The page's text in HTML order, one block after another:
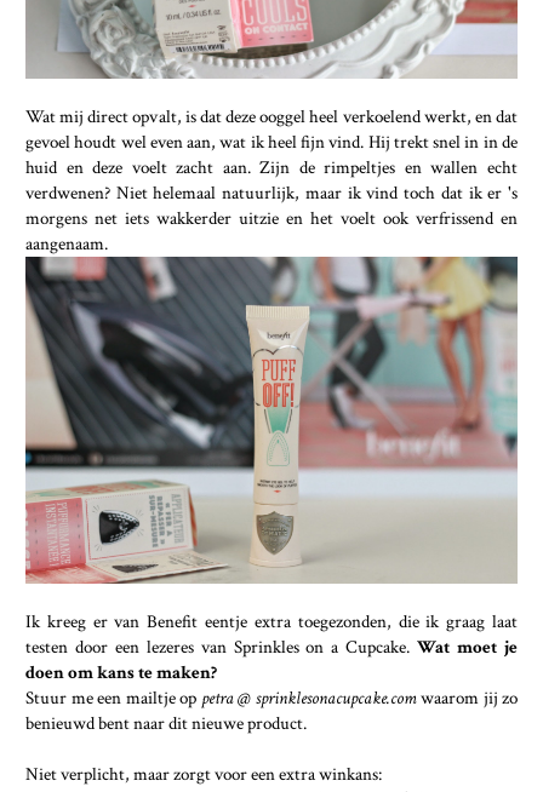
Wat mij direct opvalt, is dat deze ooggel heel verkoelend werkt, en dat
gevoel houdt wel even aan, wat ik heel fijn vind. Hij trekt snel in in de
huid en deze voelt zacht aan. Zijn de rimpeltjes en wallen echt
verdwenen? Niet helemaal natuurlijk, maar ik vind toch dat ik er 's
morgens net iets wakkerder uitzie en het voelt ook verfrissend en
aangenaam.
Ik kreeg er van Benefit eentje extra toegezonden, die ik graag laat
testen door een lezeres van Sprinkles on a Cupcake. Wat moet je
doen om kans te maken?
Stuur me een mailtje op petra @ sprinklesonacupcake.comwaarom jij zo
benieuwd bent naar dit nieuwe product.
Niet verplicht, maar zorgt voor een extra winkans: